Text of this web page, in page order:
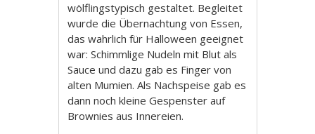
wölflingstypisch gestaltet. Begleitet
wurde die Übernachtung von Essen,
das wahrlich für Halloween geeignet
war: Schimmlige Nudeln mit Blut als
Sauce und dazu gab es Finger von
alten Mumien. Als Nachspeise gab es
dann noch kleine Gespenster auf
Brownies aus Innereien.